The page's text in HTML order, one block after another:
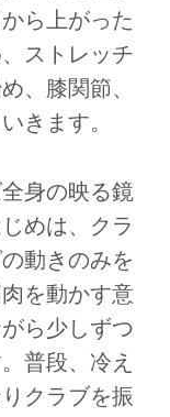
ら上がった
ストレッチ
、膝関節、
きます。
身の映る鏡
めは、クラ
動きのみを
を動かす意
ら少しずつ
普段、冷え
クラブを振